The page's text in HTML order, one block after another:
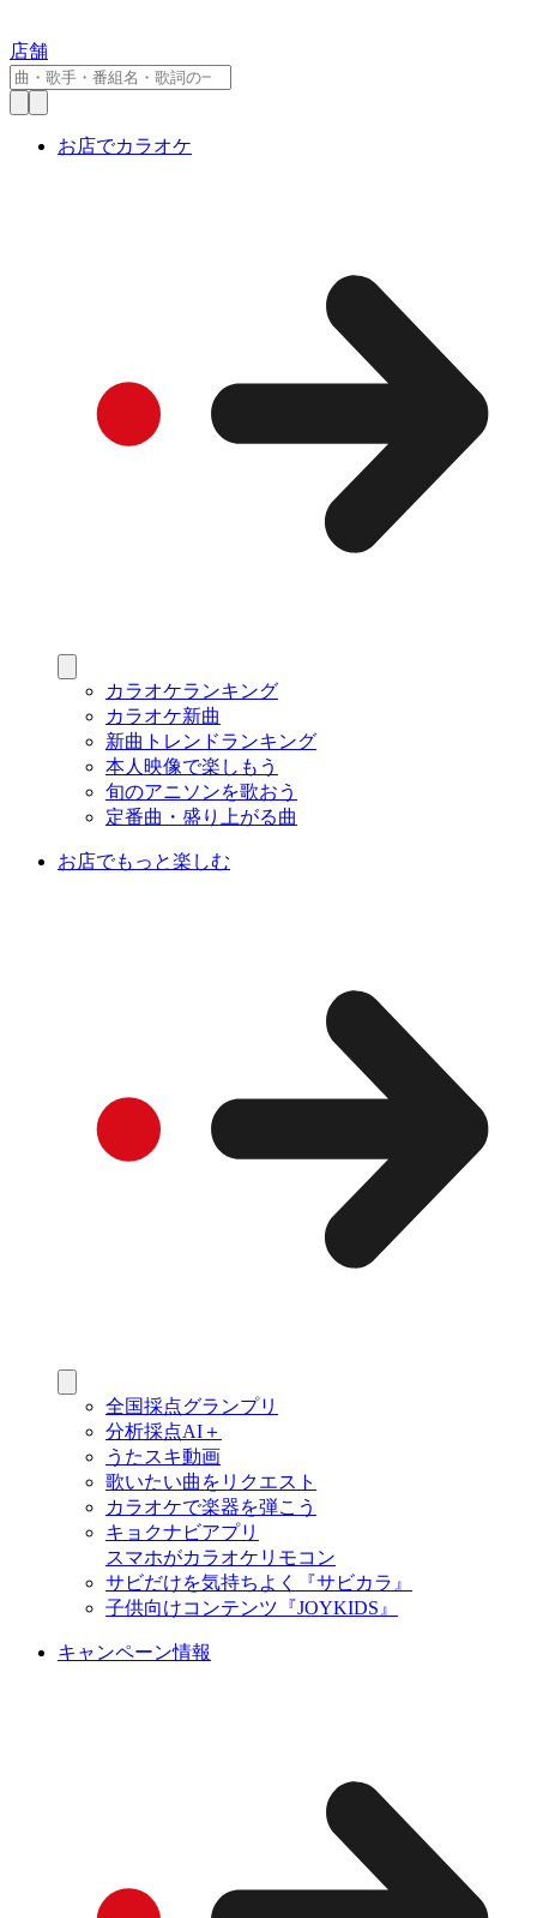
店舗
お店でカラオケ
カラオケランキング
カラオケ新曲
新曲トレンドランキング
本人映像で楽しもう
旬のアニソンを歌おう
定番曲・盛り上がる曲
お店でもっと楽しむ
全国採点グランプリ
分析採点AI＋
うたスキ動画
歌いたい曲をリクエスト
カラオケで楽器を弾こう
キョクナビアプリ
スマホがカラオケリモコン
サビだけを気持ちよく『サビカラ』
子供向けコンテンツ『JOYKIDS』
キャンペーン情報